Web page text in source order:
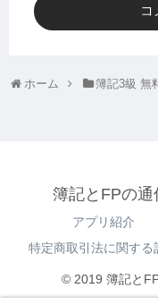
コ
ホーム 簿記3級 無
簿記とFPの
アプリ紹介
特定商取引法に関する
© 2019 簿記と